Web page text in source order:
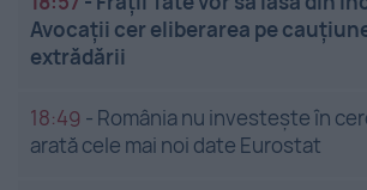
Avocații cer eliberarea pe
extrădării
18:49 - România nu investește în
arată cele mai noi date Eurostat